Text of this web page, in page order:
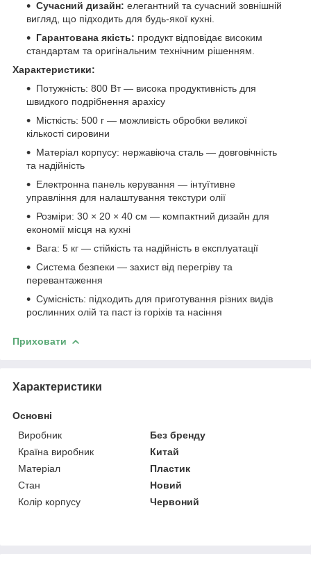
Сучасний дизайн: елегантний та сучасний зовнішній
вигляд, що підходить для будь-якої кухні.
Гарантована якість: продукт відповідає високим
стандартам та оригінальним технічним рішенням.
Характеристики:
Потужність: 800 Вт — висока продуктивність для
швидкого подрібнення арахісу
Місткість: 500 г — можливість обробки великої
кількості сировини
Матеріал корпусу: нержавіюча сталь — довговічність
та надійність
Електронна панель керування — інтуїтивне
управління для налаштування текстури олії
Розміри: 30 × 20 × 40 см — компактний дизайн для
економії місця на кухні
Вага: 5 кг — стійкість та надійність в експлуатації
Система безпеки — захист від перегріву та
перевантаження
Сумісність: підходить для приготування різних видів
рослинних олій та паст із горіхів та насіння
Приховати
Характеристики
Основні
Виробник
Без бренду
Країна виробник
Китай
Матеріал
Пластик
Стан
Новий
Колір корпусу
Червоний